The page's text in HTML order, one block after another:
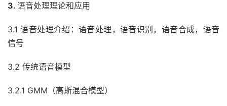
3. 语音处理理论和应用
3.1 语音处理介绍：语音处理，语音识别，语音合成，语音
信号
3.2 传统语音模型
3.2.1 GMM（高斯混合模型）